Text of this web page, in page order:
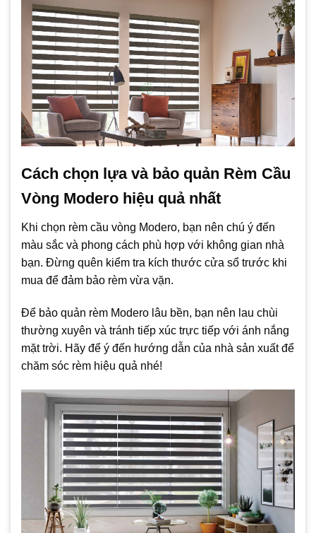
Cách chọn lựa và bảo quản Rèm Cầu
Vòng Modero hiệu quả nhất
Khi chọn rèm cầu vòng Modero, bạn nên chú ý đến
màu sắc và phong cách phù hợp với không gian nhà
bạn. Đừng quên kiểm tra kích thước cửa sổ trước khi
mua để đảm bảo rèm vừa vặn.
Để bảo quản rèm Modero lâu bền, bạn nên lau chùi
thường xuyên và tránh tiếp xúc trực tiếp với ánh nắng
mặt trời. Hãy để ý đến hướng dẫn của nhà sản xuất để
chăm sóc rèm hiệu quả nhé!